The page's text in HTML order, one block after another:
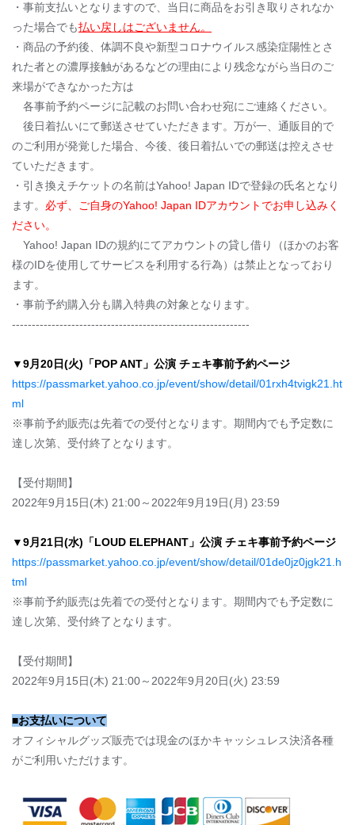
・事前支払いとなりますので、当日に商品をお引き取りされなか
った場合でも払い戻しはございません。
・商品の予約後、体調不良や新型コロナウイルス感染症陽性とさ
れた者との濃厚接触があるなどの理由により残念ながら当日のご
来場ができなかった方は
各事前予約ページに記載のお問い合わせ宛にご連絡ください。
後日着払いにて郵送させていただきます。万が一、通販目的で
のご利用が発覚した場合、今後、後日着払いでの郵送は控えさせ
ていただきます。
・引き換えチケットの名前はYahoo! Japan IDで登録の氏名となり
ます。 必ず、ご自身のYahoo! Japan IDアカウントでお申し込みく
ださい。
Yahoo! Japan IDの規約にてアカウントの貸し借り（ほかのお客
様のIDを使用してサービスを利用する行為）は禁止となっており
ます。
・事前予約購入分も購入特典の対象となります。
------------------------------------------------------------
▼9月20日(火)「POP ANT 」公演 チェキ事前予約ページ
https://passmarket.yahoo.co.jp/event/show/detail/01rxh4tvigk21.ht
ml
※事前予約販売は先着での受付となります。期間内でも予定数に
達し次第、受付終了となります。
【受付期間】
2022年9月15日(木) 21:00～2022年9月19日(月) 23:59
▼9月21日(水)「LOUD ELEPHANT 」公演 チェキ事前予約ページ
https://passmarket.yahoo.co.jp/event/show/detail/01de0jz0jgk21.h
tml
※事前予約販売は先着での受付となります。期間内でも予定数に
達し次第、受付終了となります。
【受付期間】
2022年9月15日(木) 21:00～2022年9月20日(火) 23:59
■お支払いについて
オフィシャルグッズ販売では現金のほかキャッシュレス決済各種
がご利用いただけます。